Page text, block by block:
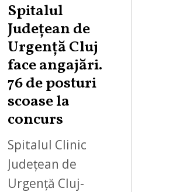
Spitalul
Județean de
Urgență Cluj
face angajări.
76 de posturi
scoase la
concurs
Spitalul Clinic
Județean de
Urgență Cluj-